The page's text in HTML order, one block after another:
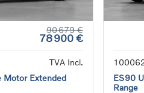
90 679 €
78 900 €
TVA Incl.
Motor Extended
ES90
Range